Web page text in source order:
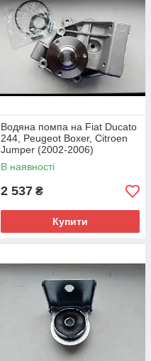
Водяна помпа на Fiat Ducato
244, Peugeot Boxer, Citroen
Jumper (2002-2006)
2.8JTD/HDi, 504083122,
1201H5, BGA,
В наявності
2 537 ₴
Купити